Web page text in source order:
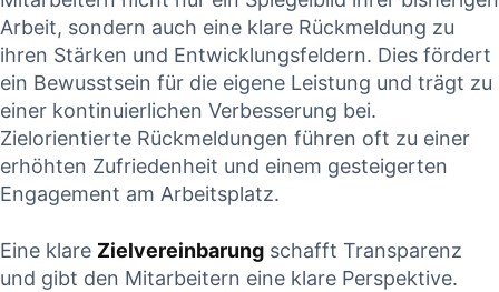
Arbeit,‌ sondern auch eine klare Rückmeldung zu
ihren Stärken und ‌Entwicklungsfeldern. Dies fördert
ein Bewusstsein für⁢ die eigene Leistung und trägt zu
einer kontinuierlichen Verbesserung bei.
Zielorientierte ⁢Rückmeldungen führen oft zu einer
erhöhten ‍Zufriedenheit und‌ einem gesteigerten
Engagement am Arbeitsplatz.
Eine klare Zielvereinbarung schafft Transparenz
und ‍gibt‌ den Mitarbeitern eine klare⁣ Perspektive.